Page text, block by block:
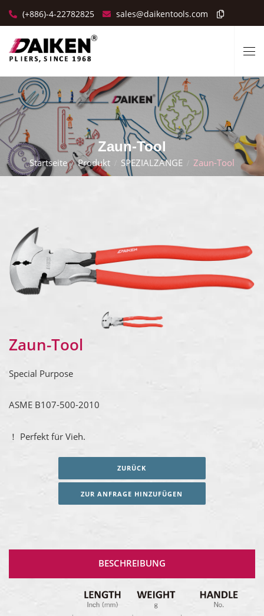
(+886)-4-22782825 sales@daikentools.com
Zaun-Tool
Startseite Produkt SPEZIALZANGE Zaun-Tool
Zaun-Tool
Special Purpose
ASME B107-500-2010
！ Perfekt für Vieh.
ZURÜCK
ZUR ANFRAGE HINZUFÜGEN
BESCHREIBUNG